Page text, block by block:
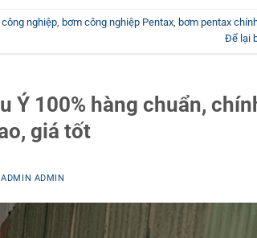
công nghiệp, bơm công nghiệp Pentax, bơm pentax
Để lại
Ý 100% hàng chuẩn,
giá tốt
ADMIN ADMIN